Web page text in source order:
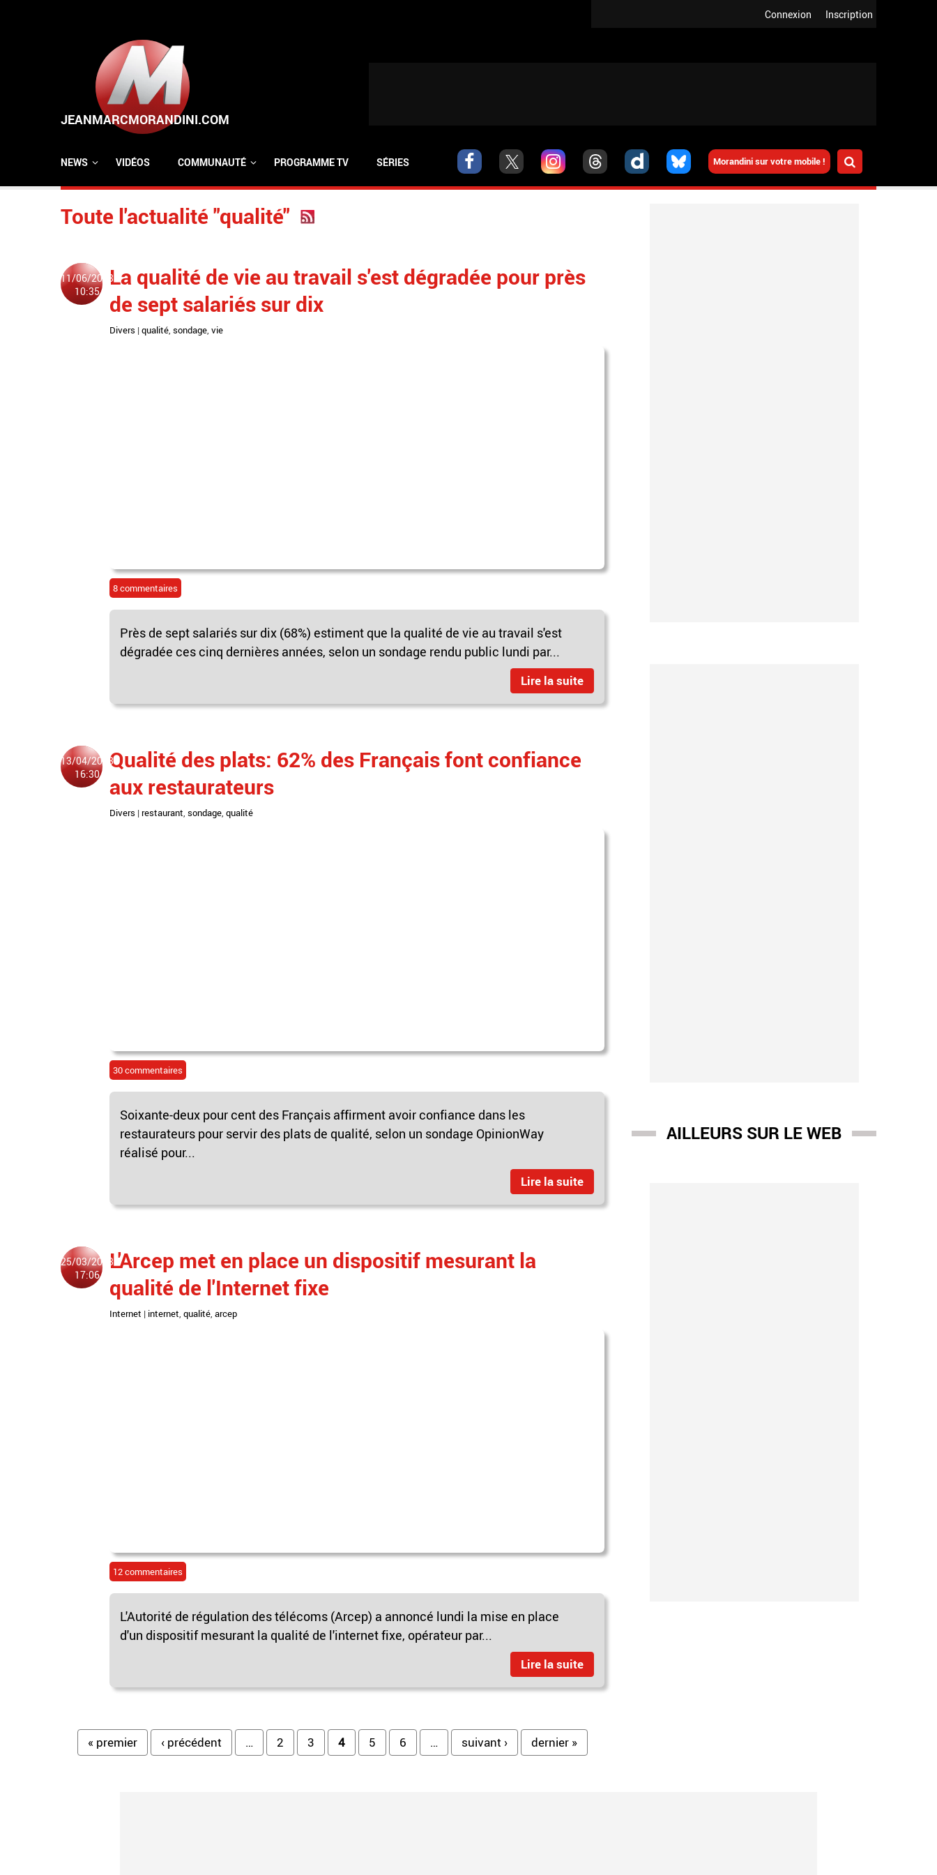
Inscription
Connexion
Morandini sur votre mobile !
NEWS VIDÉOS COMMUNAUTÉ PROGRAMME TV SÉRIES
Toute l'actualité "qualité"
11/06/2013
10:35
La qualité de vie au travail s'est dégradée pour près
de sept salariés sur dix
Divers | qualité, sondage, vie
8 commentaires
Près de sept salariés sur dix (68%) estiment que la qualité de vie au travail s'est
dégradée ces cinq dernières années, selon un sondage rendu public lundi par...
Lire la suite
13/04/2013
16:30
Qualité des plats: 62% des Français font confiance
aux restaurateurs
Divers | restaurant sondage qualité
30 commentaires
Soixante-deux pour cent des Français affirment avoir confiance dans les
restaurateurs pour servir des plats de qualité, selon un sondage OpinionWay
réalisé pour...
Lire la suite
25/03/2013
17:06
L'Arcep met en place un dispositif mesurant la
qualité de l'Internet fixe
Internet | internet, qualité, arcep
12 commentaires
L'Autorité de régulation des télécoms (Arcep) a annoncé lundi la mise en place
d'un dispositif mesurant la qualité de l'internet fixe, opérateur par...
Lire la suite
Pages
« premier ‹ précédent … 2 3 4 5 6 … suivant › dernier »
AILLEURS SUR LE WEB